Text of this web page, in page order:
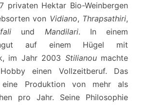
privaten Hektar Bio-Weinbergen
von Vidiano, Thrapsathiri,
und Mandilari. In einem
auf einem Hügel mit
im Jahr 2003 Stilianoumachte
einen Vollzeitberuf. Das
Produktion von mehr als
pro Jahr. Seine Philosophie